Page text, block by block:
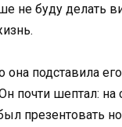
не буду делать
она подставила
почти шептал:
презентовать